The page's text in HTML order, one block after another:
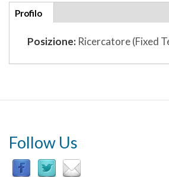
Additional
details
Profilo
attiva)
Posizione: Ricercatore (Fixed
Follow Us